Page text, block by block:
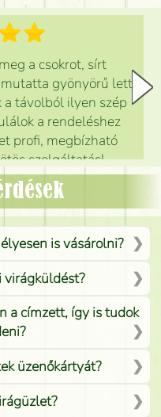
a csokrot, sírt
gyönyörű lett.
a távolból ilyen szép
a rendeléshez
profi, megbízható
szolgáltatás!
Mónika
is vásárolni?
virágküldést?
a címzett, így is tudok
üzenőkártyát?